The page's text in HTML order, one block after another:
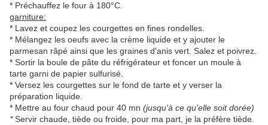
* Préchauffez le four à 180°C.
garniture:
* Lavez et coupez les courgettes en fines rondelles.
* Mélangez les oeufs avec la crème liquide et y ajouter le
parmesan râpé ainsi que les graines d'anis vert. Salez et poivrez.
* Sortir la boule de pâte du réfrigérateur et foncer un moule à
tarte garni de papier sulfurisé.
* Versez les courgettes sur le fond de tarte et y verser la
préparation liquide.
* Mettre au four chaud pour 40 mn (jusqu'à ce qu'elle soit dorée)
*Servir chaude, tiède ou froide, pour ma part, je la préfère tiède.